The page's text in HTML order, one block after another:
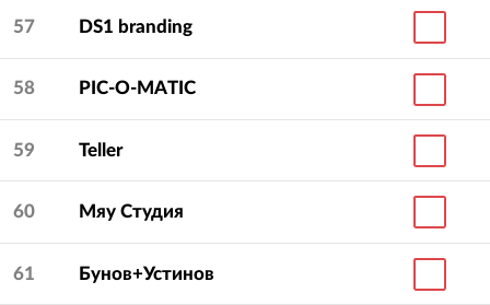
57 DS1 branding
58 PIC-O-MATIC
59 Teller
60 Мяу Студия
61 Бунов+Устинов